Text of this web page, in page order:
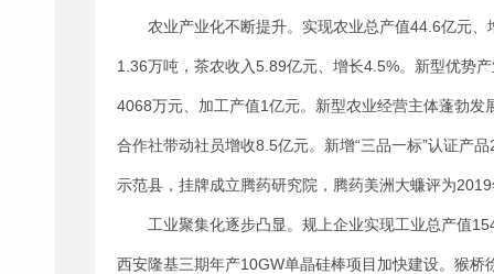
农业产业化不断提升。实现农业总产值44.6亿元
1.36万吨，茶农收入5.89亿元、增长4.5%。新型优势
4068万元、加工产值1亿元。新型农业经营主体蓬勃
合作社带动社员增收8.5亿元。新增“三品一标”认证产
示范县，挂牌成立腾药研究院，腾药美洲大蠊评为
工业聚集化逐步凸显。规上企业实现工业总产值
西安隆基三期年产10GW单晶硅棒项目加快建设。猴